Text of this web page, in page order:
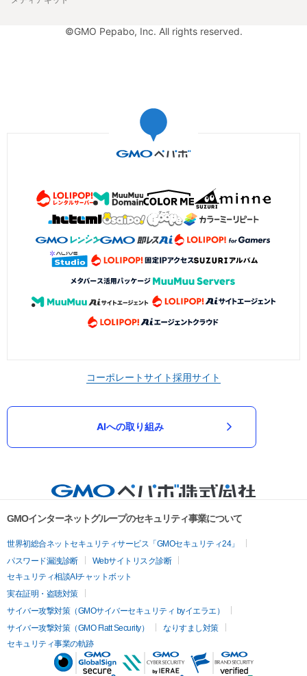
©GMO Pepabo, Inc. All rights reserved.
コーポレートサイト採用サイト
AIへの取り組み
GMOインターネットグループのセキュリティ事業について
世界初総合ネットセキュリティサービス「GMOセキュリティ24」
パスワード漏洩診断
Webサイトリスク診断
セキュリティ相談AIチャットボット
実在証明・盗聴対策
サイバー攻撃対策（GMOサイバーセキュリティ byイエラエ）
サイバー攻撃対策（GMO Flatt Security）
なりすまし対策
セキュリティ事業の軌跡